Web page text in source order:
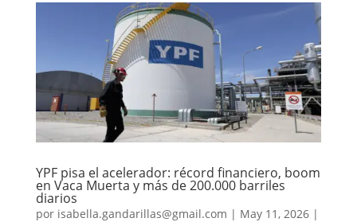
YPF pisa el acelerador: récord financiero, boom
en Vaca Muerta y más de 200.000 barriles
diarios
por isabella.gandarillas@gmail.com | May 11, 2026|